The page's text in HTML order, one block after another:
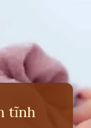
tĩnh